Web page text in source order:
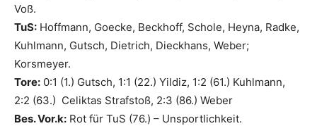
Voß.
TuS: Hoffmann, Goecke, Beckhoff, Schole, Heyna, Radke,
Kuhlmann, Gutsch, Dietrich, Dieckhans, Weber;
Korsmeyer.
Tore: 0:1 (1.) Gutsch, 1:1 (22.) Yildiz, 1:2 (61.) Kuhlmann,
2:2 (63.) Celiktas Strafstoß, 2:3 (86.) Weber
Bes. Vor.k: Rot für TuS (76.) – Unsportlichkeit.